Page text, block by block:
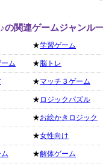
の関連ゲームジャンル
ーム
★学習ゲーム
★脳トレ
★マッチ３ゲーム
★ ロジックパズル
★お絵かきロジック
★女性向け
★解体ゲーム